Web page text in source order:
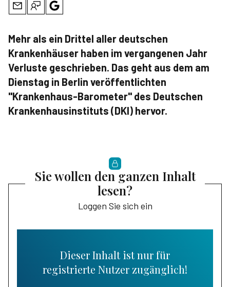
Mehr als ein Drittel aller deutschen
Krankenhäuser haben im vergangenen Jahr
Verluste geschrieben. Das geht aus dem am
Dienstag in Berlin veröffentlichten
"Krankenhaus-Barometer" des Deutschen
Krankenhausinstituts (DKI) hervor.
Sie wollen den ganzen Inhalt
lesen?
Loggen Sie sich ein
Dieser Inhalt ist nur für
registrierte Nutzer zugänglich!